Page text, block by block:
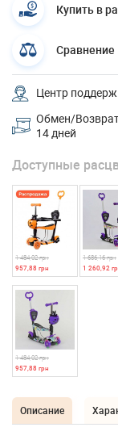
Купить в
Сравнение
Центр
Обмен/
14 дней
Доступные
1 484,02 грн
957,88 грн
1 686,16 грн
1 260,92
1 484,02 грн
957,88 грн
Описание